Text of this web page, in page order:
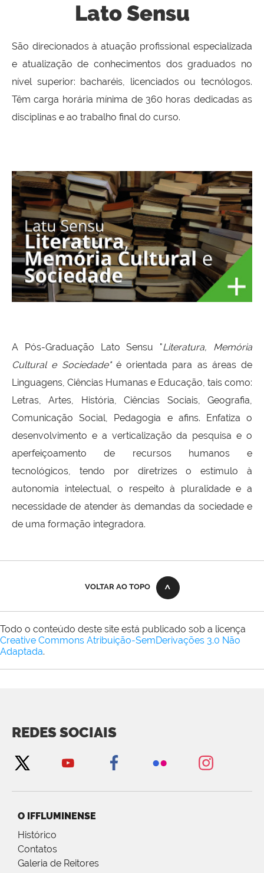
Lato Sensu
São direcionados à atuação profissional especializada
e atualização de conhecimentos dos graduados no
nível superior: bacharéis, licenciados ou tecnólogos.
Têm carga horária mínima de 360 horas dedicadas as
disciplinas e ao trabalho final do curso.
A Pós-Graduação Lato Sensu "Literatura, Memória
Cultural e Sociedade"é orientada para as áreas de
Linguagens, Ciências Humanas e Educação, tais como:
Letras, Artes, História, Ciências Sociais, Geografia,
Comunicação Social, Pedagogia e afins. Enfatiza o
desenvolvimento e a verticalização da pesquisa e o
aperfeiçoamento de recursos humanos e
tecnológicos, tendo por diretrizes o estímulo à
autonomia intelectual, o respeito à pluralidade e a
necessidade de atender às demandas da sociedade e
de uma formação integradora.
VOLTAR AO TOPO
Todo o conteúdo deste site está publicado sob a licença
Creative Commons Atribuição-SemDerivações 3.0 Não
Adaptada.
REDES SOCIAIS
O IFFLUMINENSE
Histórico
Contatos
Galeria de Reitores